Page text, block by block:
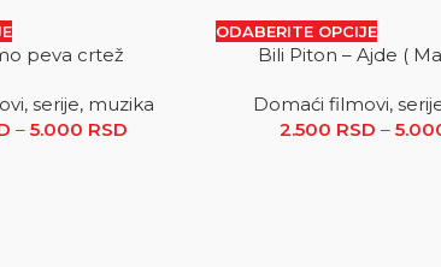
do 5.000 RSD
peva crtež
serije, muzika
– 5.000 RSD Raspon cena: od 2.500 RSD do
SALE
ODABERITE OPCIJE
Bili Piton – Ajde (
Domaći filmovi,
2.500 RSD –